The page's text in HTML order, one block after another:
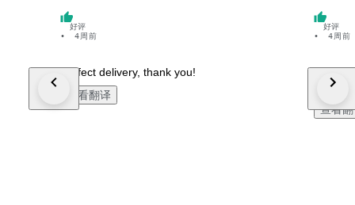
好评
•
4周前
Perfect delivery, thank you!
查看翻译
好评
•
4周前
Top
Ware,
查看